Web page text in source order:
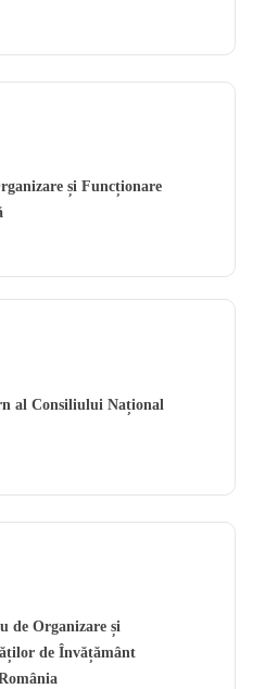
și Funcționare
al Consiliului Național
de Organizare și
de Învățământ